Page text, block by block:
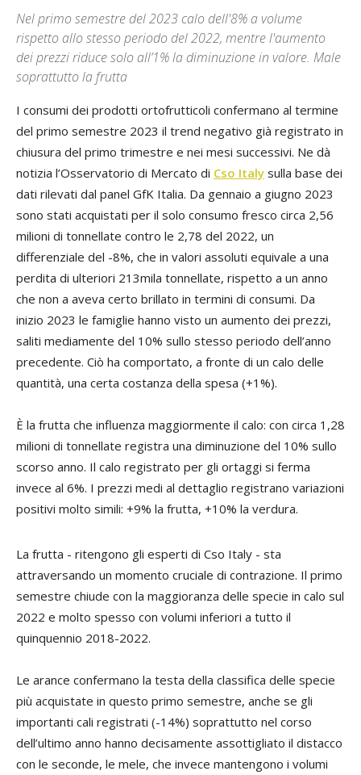
Nel primo semestre del 2023 calo dell'8% a volume
rispetto allo stesso periodo del 2022, mentre l'aumento
dei prezzi riduce solo all’1% la diminuzione in valore. Male
soprattutto la frutta
I consumi dei prodotti ortofrutticoli confermano al termine
del primo semestre 2023 il trend negativo già registrato in
chiusura del primo trimestre e nei mesi successivi. Ne dà
notizia l’Osservatorio di Mercato di Cso Italy sulla base dei
dati rilevati dal panel GfK Italia. Da gennaio a giugno 2023
sono stati acquistati per il solo consumo fresco circa 2,56
milioni di tonnellate contro le 2,78 del 2022, un
differenziale del -8%, che in valori assoluti equivale a una
perdita di ulteriori 213mila tonnellate, rispetto a un anno
che non a aveva certo brillato in termini di consumi. Da
inizio 2023 le famiglie hanno visto un aumento dei prezzi,
saliti mediamente del 10% sullo stesso periodo dell’anno
precedente. Ciò ha comportato, a fronte di un calo delle
quantità, una certa costanza della spesa (+1%).
È la frutta che influenza maggiormente il calo: con circa 1,28
milioni di tonnellate registra una diminuzione del 10% sullo
scorso anno. Il calo registrato per gli ortaggi si ferma
invece al 6%. I prezzi medi al dettaglio registrano variazioni
positivi molto simili: +9% la frutta, +10% la verdura.
La frutta - ritengono gli esperti di Cso Italy - sta
attraversando un momento cruciale di contrazione. Il primo
semestre chiude con la maggioranza delle specie in calo sul
2022 e molto spesso con volumi inferiori a tutto il
quinquennio 2018-2022.
Le arance confermano la testa della classifica delle specie
più acquistate in questo primo semestre, anche se gli
importanti cali registrati (-14%) soprattutto nel corso
dell’ultimo anno hanno decisamente assottigliato il distacco
con le seconde, le mele, che invece mantengono i volumi